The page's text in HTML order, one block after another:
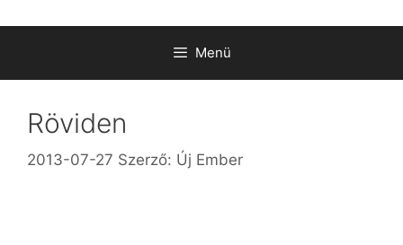
Menü
Röviden
2013-07-27 Szerző: Új Ember